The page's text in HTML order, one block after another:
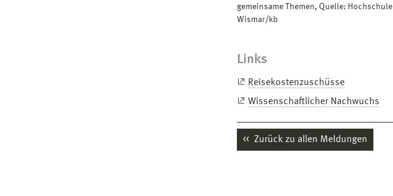
gemeinsame Themen, Quelle: Hochschule
Wismar/kb
Links
Reisekostenzuschüsse
Wissenschaftlicher Nachwuchs
Zurück zu allen Meldungen